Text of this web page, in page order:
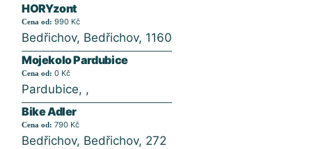
HORYzont
Cena od: 990 Kč
Bedřichov, Bedřichov, 1160
Mojekolo Pardubice
Cena od: 0 Kč
Pardubice, ,
Bike Adler
Cena od: 790 Kč
Bedřichov, Bedřichov, 272